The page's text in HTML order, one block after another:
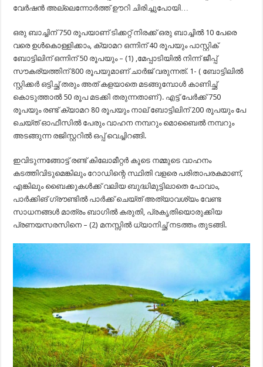
വേർഷൻ അല്ലെന്നോർത്ത് ഊറി ചിരിച്ചുപോയി…
ഒരു ബാച്ചിന് 750 രൂപയാണ് ടിക്കറ്റ് നിരക്ക് ഒരു ബാച്ചിൽ 10 പേരെ
വരെ ഉൾകൊള്ളിക്കാം, ക്യാമറ ഒന്നിന് 40 രൂപയും പാസ്റ്റിക്
ബോട്ടിലിന് ഒന്നിന് 50 രൂപയും – (1) ,മേപ്പാടിയിൽ നിന്ന് ജീപ്പ്
സൗകര്യത്തിന് 800 രൂപയുമാണ് ചാർജ് വരുന്നത്. 1- ( ബോട്ടിലിൽ
സ്റ്റിക്കർ ഒട്ടിച്ഛ് തരും അത് കളയാതെ മടങ്ങുമ്പോൾ കാണിച്ഛ്
കൊടുത്താൽ 50 രൂപ മടക്കി തരുന്നതാണ് ). എട്ട് പേർക്ക് 750
രൂപയും രണ്ട് ക്യാമറ 80 രൂപയും നാല് ബോട്ടിലിന് 200 രൂപയും പേ
ചെയ്ത് ഓഫീസിൽ പേരും വാഹന നമ്പറും മൊബൈൽ നമ്പറും
അടങ്ങുന്ന രജിസ്റ്ററിൽ ഒപ്പ് വെച്ചിറങ്ങി.
ഇവിടുന്നങ്ങോട്ട് രണ്ട് കിലോമീറ്റർ കൂടെ നമ്മുടെ വാഹനം
കടത്തിവിടുമെങ്കിലും റോഡിന്റെ സ്ഥിതി വളരെ പരിതാപരകമാണ്,
എങ്കിലും ബൈക്കുകൾക്ക് വലിയ ബുദ്ധിമുട്ടിലാതെ പോവാം,
പാർക്കിങ് ഗ്രൗണ്ടിൽ പാർക്ക് ചെയ്ത് അത്യാവശ്യം വേണ്ട
സാധനങ്ങൾ മാത്രം ബാഗിൽ കരുതി, പ്രകൃതിയൊരുക്കിയ
പ്രണയസരസിനെ – (2) മനസ്സിൽ ധ്യാനിച്ഛ് നടത്തം തുടങ്ങി.